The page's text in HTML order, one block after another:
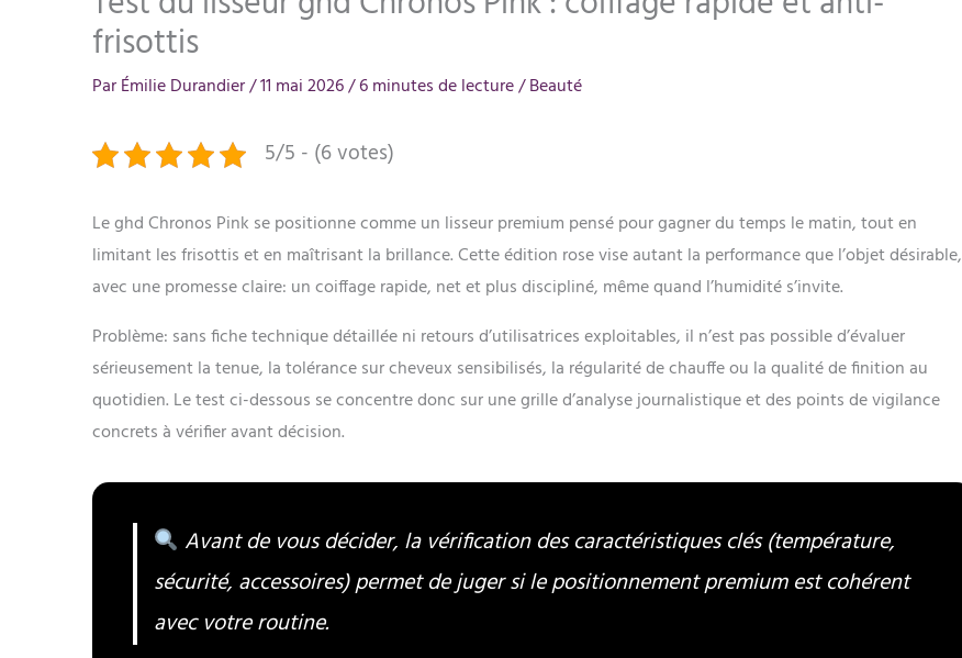
frisottis
ParÉmilie Durandier/11 mai 2026/6 minutes de lecture/Beauté
5/5 - (6 votes)
Le ghd Chronos Pink se positionne comme un lisseur premium pensé pour gagner du temps le matin, tout en
limitant les frisottis et en maîtrisant la brillance. Cette édition rose vise autant la performance que l’objet désirable,
avec une promesse claire: un coiffage rapide, net et plus discipliné, même quand l’humidité s’invite.
Problème: sans fiche technique détaillée ni retours d’utilisatrices exploitables, il n’est pas possible d’évaluer
sérieusement la tenue, la tolérance sur cheveux sensibilisés, la régularité de chauffe ou la qualité de finition au
quotidien. Le test ci-dessous se concentre donc sur une grille d’analyse journalistique et des points de vigilance
concrets à vérifier avant décision.
Avant de vous décider, la vérification des caractéristiques clés (température,
sécurité, accessoires) permet de juger si le positionnement premium est cohérent
avec votre routine.